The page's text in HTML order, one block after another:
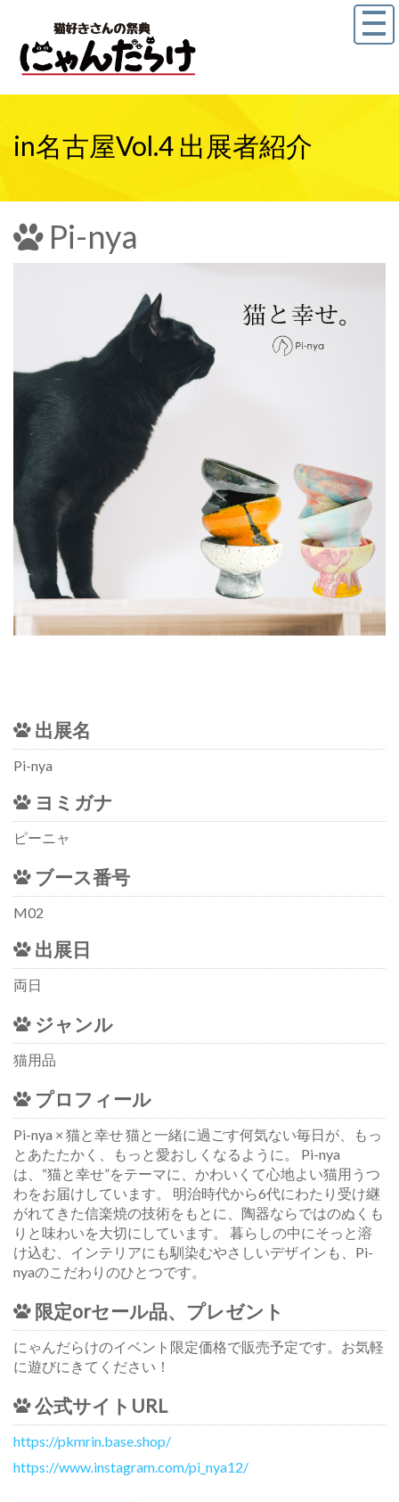
in名古屋Vol.4 出展者紹介
Pi-nya
出展名
Pi-nya
ヨミガナ
ピーニャ
ブース番号
M02
出展日
両日
ジャンル
猫用品
プロフィール
Pi-nya × 猫と幸せ 猫と一緒に過ごす何気ない毎日が、もっ
とあたたかく、もっと愛おしくなるように。 Pi-nya
は、“猫と幸せ”をテーマに、かわいくて心地よい猫用うつ
わをお届けしています。 明治時代から6代にわたり受け継
がれてきた信楽焼の技術をもとに、陶器ならではのぬくも
りと味わいを大切にしています。 暮らしの中にそっと溶
け込む、インテリアにも馴染むやさしいデザインも、Pi-
nyaのこだわりのひとつです。
限定orセール品、プレゼント
にゃんだらけのイベント限定価格で販売予定です。お気軽
に遊びにきてください！
公式サイトURL
https://pkmrin.base.shop/
https://www.instagram.com/pi_nya12/